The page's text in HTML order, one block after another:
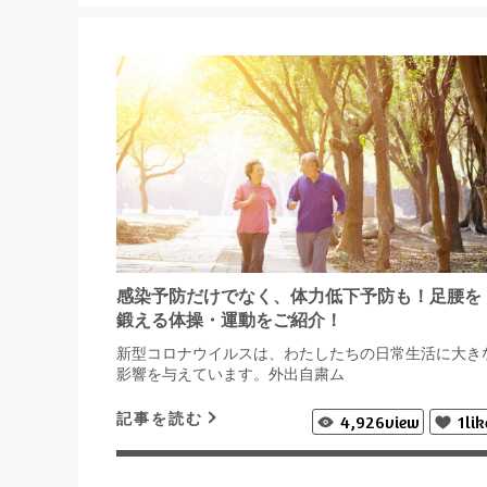
感染予防だけでなく、体力低下予防も！足腰を
鍛える体操・運動をご紹介！
新型コロナウイルスは、わたしたちの日常生活に大き
影響を与えています。外出自粛ム
記事を読む 4,926view 1